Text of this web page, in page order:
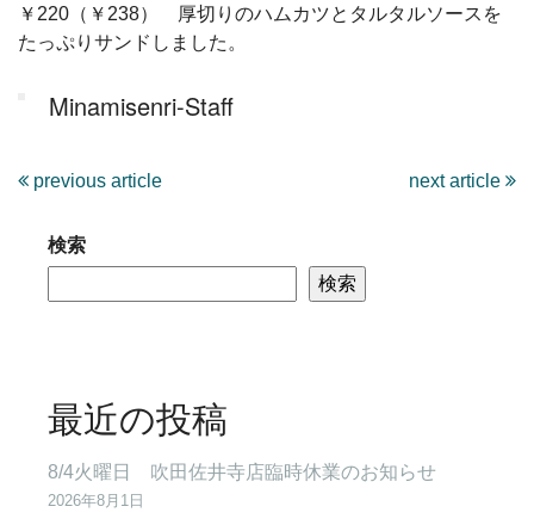
￥220（￥238） 厚切りのハムカツとタルタルソースを
たっぷりサンドしました。
Minamisenri-Staff
previous article next article
検索
検索
最近の投稿
8/4火曜日 吹田佐井寺店臨時休業のお知らせ
2026年8月1日